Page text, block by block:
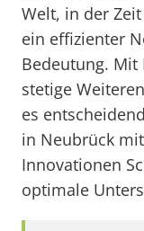
Welt, in der
ein effizienter
Bedeutung.
stetige
es
in Neubrück
Innovationen
optimale